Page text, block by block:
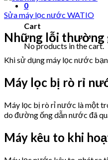
0
Cart
No products in the cart.
Sửa máy lọc nước WATIO
Những lỗi thường
Khi sử dụng máy lọc nước
Máy lọc bị rò rỉ
Máy lọc bị rò rỉ nước là một
do đường ống dẫn nước đã
Máy kêu to khi